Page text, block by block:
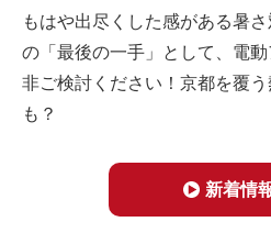
もはや出尽くした感がある暑
の「最後の一手」として、電
非ご検討ください！京都を覆
も？
新着情